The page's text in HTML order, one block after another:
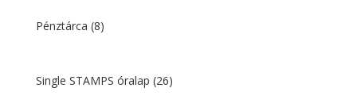
Pénztárca (8)
Single STAMPS óralap (26)